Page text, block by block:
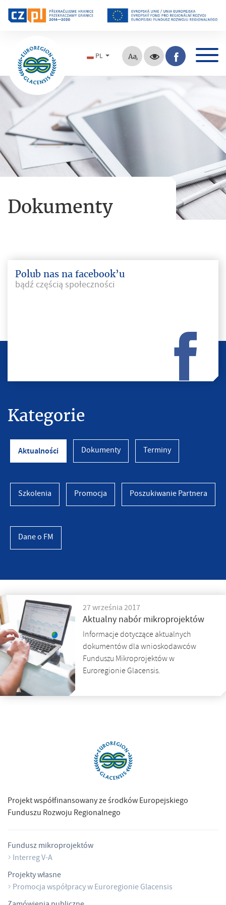
PL
Dokumenty
Polub nas na facebook’u
bądź częścią społeczności
Kategorie
Aktualności Dokumenty Terminy
Szkolenia Promocja Poszukiwanie Partnera
Dane o FM
27 września 2017
Aktualny nabór mikroprojektów
Informacje dotyczące aktualnych
dokumentów dla wnioskodawców
Funduszu Mikroprojektów w
Euroregionie Glacensis.
Projekt współfinansowany ze środków Europejskiego
Funduszu Rozwoju Regionalnego
Fundusz mikroprojektów
Interreg V-A
Projekty własne
Promocja współpracy w Euroregionie Glacensis